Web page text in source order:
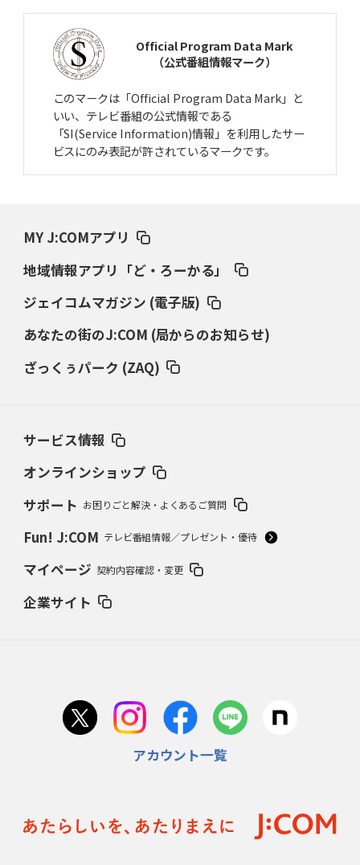
Official Program Data Mark
（公式番組情報マーク）
このマークは「Official Program Data Mark」と
いい、テレビ番組の公式情報である
「SI(Service Information)情報」を利用したサー
ビスにのみ表記が許されているマークです。
MY J:COMアプリ
地域情報アプリ「ど・ろーかる」
ジェイコムマガジン (電子版)
あなたの街のJ:COM (局からのお知らせ)
ざっくぅパーク (ZAQ)
サービス情報
オンラインショップ
サポート お困りごと解決・よくあるご質問
Fun! J:COM テレビ番組情報／プレゼント・優待
マイページ 契約内容確認・変更
企業サイト
アカウント一覧